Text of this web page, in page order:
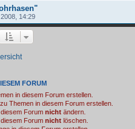
14:29
FORUM
in diesem Forum erstellen.
Themen in diesem Forum erstellen.
Forum nicht ändern.
Forum nicht löschen.